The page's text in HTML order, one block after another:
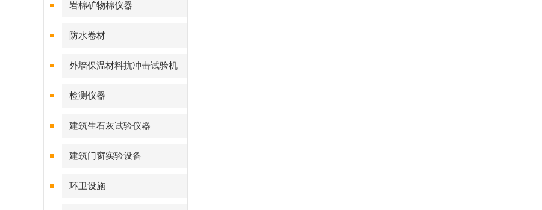
岩棉矿物棉仪器
防水卷材
外墙保温材料抗冲击试验机
检测仪器
建筑生石灰试验仪器
建筑门窗实验设备
环卫设施